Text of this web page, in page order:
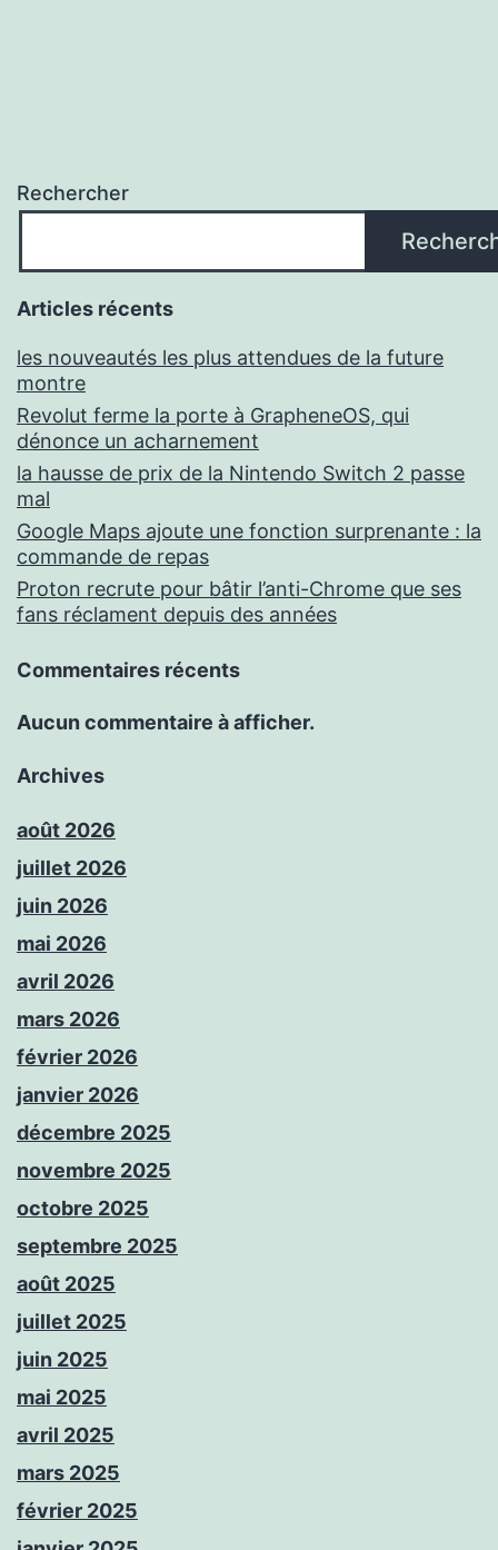
Rechercher
Articles récents
les nouveautés les plus attendues de la future
montre
Revolut ferme la porte à GrapheneOS, qui
dénonce un acharnement
la hausse de prix de la Nintendo Switch 2 passe
mal
Google Maps ajoute une fonction surprenante : la
commande de repas
Proton recrute pour bâtir l’anti-Chrome que ses
fans réclament depuis des années
Commentaires récents
Aucun commentaire à afficher.
Archives
août 2026
juillet 2026
juin 2026
mai 2026
avril 2026
mars 2026
février 2026
janvier 2026
décembre 2025
novembre 2025
octobre 2025
septembre 2025
août 2025
juillet 2025
juin 2025
mai 2025
avril 2025
mars 2025
février 2025